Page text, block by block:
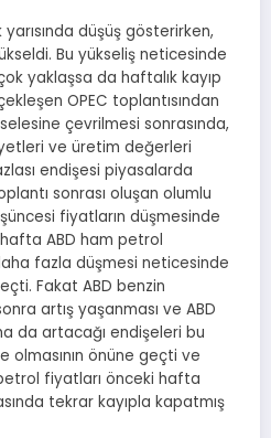
düşüş gösterirken,
Bu yükseliş neticesinde
yaklaşsa da haftalık kayıp
OPEC toplantısından
çevrilmesi sonrasında,
ve üretim değerleri
endişesi piyasalarda
sonrası oluşan olumlu
fiyatların düşmesinde
ABD ham petrol
fazla düşmesi neticesinde
Fakat ABD benzin
artış yaşanması ve ABD
da artacağı endişeleri bu
önüne geçti ve
fiyatları önceki hafta
tekrar kayıpla kapatmış